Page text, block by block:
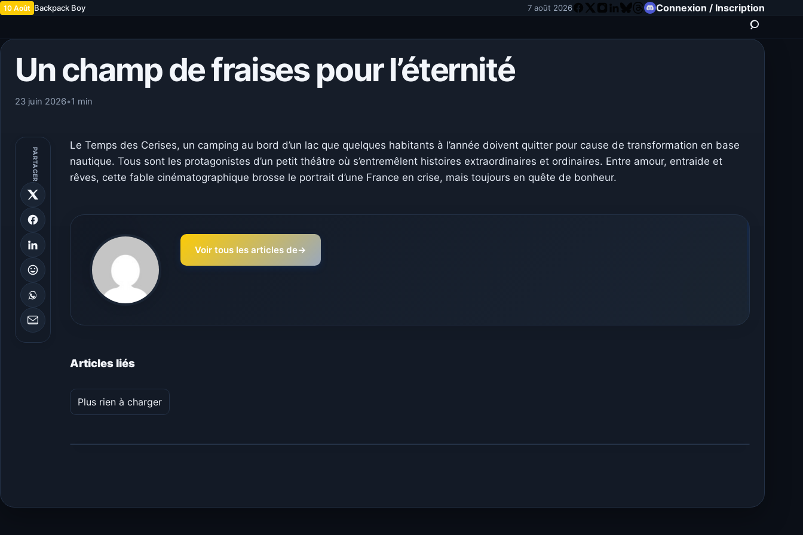
10 Août Backpack Boy 7 août 2026 Connexion / Inscription
Un champ de fraises pour l’éternité
23 juin 2026•1 min
PARTAGER
Le Temps des Cerises, un camping au bord d’un lac que quelques habitants à l’année doivent quitter pour cause de transformation en base
nautique. Tous sont les protagonistes d’un petit théâtre où s’entremêlent histoires extraordinaires et ordinaires. Entre amour, entraide et
rêves, cette fable cinématographique brosse le portrait d’une France en crise, mais toujours en quête de bonheur.
Voir tous les articles de→
Articles liés
Plus rien à charger